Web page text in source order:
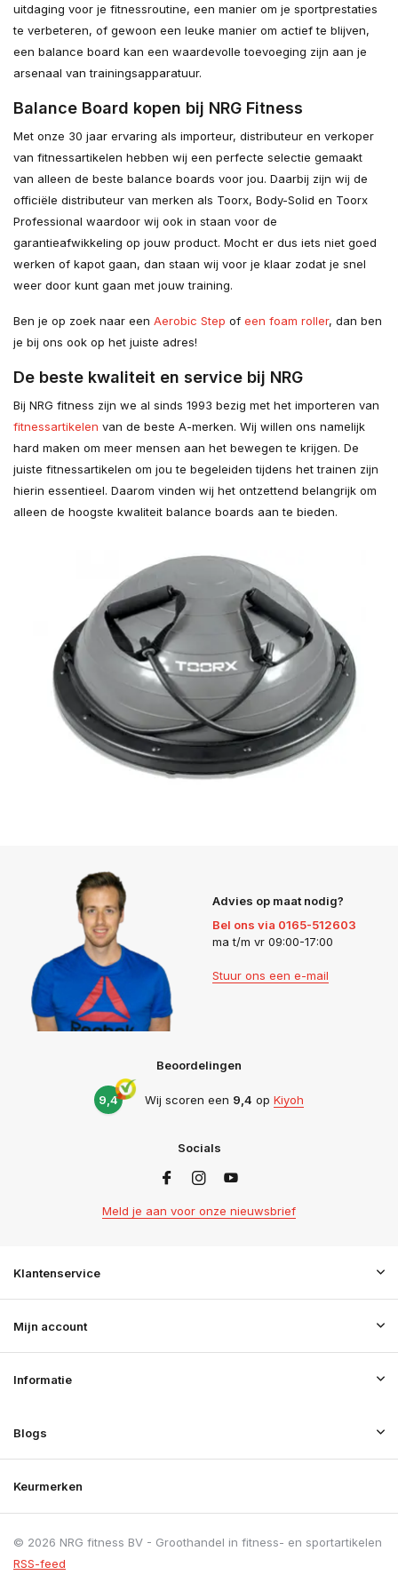
uitdaging voor je fitnessroutine, een manier om je sportprestaties
te verbeteren, of gewoon een leuke manier om actief te blijven,
een balance board kan een waardevolle toevoeging zijn aan je
arsenaal van trainingsapparatuur.
Balance Board kopen bij NRG Fitness
Met onze 30 jaar ervaring als importeur, distributeur en verkoper
van fitnessartikelen hebben wij een perfecte selectie gemaakt
van alleen de beste balance boards voor jou. Daarbij zijn wij de
officiële distributeur van merken als Toorx, Body-Solid en Toorx
Professional waardoor wij ook in staan voor de
garantieafwikkeling op jouw product. Mocht er dus iets niet goed
werken of kapot gaan, dan staan wij voor je klaar zodat je snel
weer door kunt gaan met jouw training.
Ben je op zoek naar een Aerobic Step of een foam roller, dan ben
je bij ons ook op het juiste adres!
De beste kwaliteit en service bij NRG
Bij NRG fitness zijn we al sinds 1993 bezig met het importeren van
fitnessartikelen van de beste A-merken. Wij willen ons namelijk
hard maken om meer mensen aan het bewegen te krijgen. De
juiste fitnessartikelen om jou te begeleiden tijdens het trainen zijn
hierin essentieel. Daarom vinden wij het ontzettend belangrijk om
alleen de hoogste kwaliteit balance boards aan te bieden.
Advies op maat nodig?
Bel ons via 0165-512603
ma t/m vr 09:00-17:00
Stuur ons een e-mail
Beoordelingen
9,4 Wij scoren een 9,4 op Kiyoh
Socials
Meld je aan voor onze nieuwsbrief
Klantenservice
Mijn account
Informatie
Blogs
Keurmerken
© 2026 NRG fitness BV - Groothandel in fitness- en sportartikelen
RSS-feed